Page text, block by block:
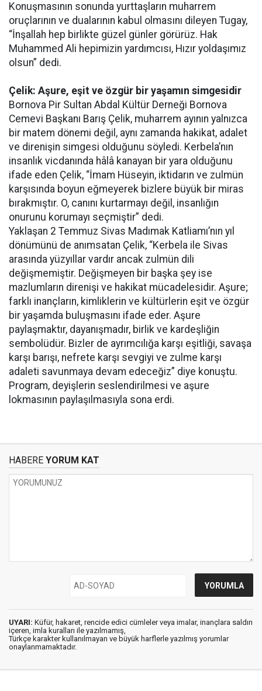
Konuşmasının sonunda yurttaşların muharrem
oruçlarının ve dualarının kabul olmasını dileyen Tugay,
“İnşallah hep birlikte güzel günler görürüz. Hak
Muhammed Ali hepimizin yardımcısı, Hızır yoldaşımız
olsun” dedi.
Çelik: Aşure, eşit ve özgür bir yaşamın simgesidir
Bornova Pir Sultan Abdal Kültür Derneği Bornova
Cemevi Başkanı Barış Çelik, muharrem ayının yalnızca
bir matem dönemi değil, aynı zamanda hakikat, adalet
ve direnişin simgesi olduğunu söyledi. Kerbela’nın
insanlık vicdanında hâlâ kanayan bir yara olduğunu
ifade eden Çelik, “İmam Hüseyin, iktidarın ve zulmün
karşısında boyun eğmeyerek bizlere büyük bir miras
bırakmıştır. O, canını kurtarmayı değil, insanlığın
onurunu korumayı seçmiştir” dedi.
Yaklaşan 2 Temmuz Sivas Madımak Katliamı’nın yıl
dönümünü de anımsatan Çelik, “Kerbela ile Sivas
arasında yüzyıllar vardır ancak zulmün dili
değişmemiştir. Değişmeyen bir başka şey ise
mazlumların direnişi ve hakikat mücadelesidir. Aşure;
farklı inançların, kimliklerin ve kültürlerin eşit ve özgür
bir yaşamda buluşmasını ifade eder. Aşure
paylaşmaktır, dayanışmadır, birlik ve kardeşliğin
sembolüdür. Bizler de ayrımcılığa karşı eşitliği, savaşa
karşı barışı, nefrete karşı sevgiyi ve zulme karşı
adaleti savunmaya devam edeceğiz” diye konuştu.
Program, deyişlerin seslendirilmesi ve aşure
lokmasının paylaşılmasıyla sona erdi.
HABERE YORUM KAT
UYARI: Küfür, hakaret, rencide edici cümleler veya imalar, inançlara saldırı
içeren, imla kuralları ile yazılmamış,
Türkçe karakter kullanılmayan ve büyük harflerle yazılmış yorumlar
onaylanmamaktadır.